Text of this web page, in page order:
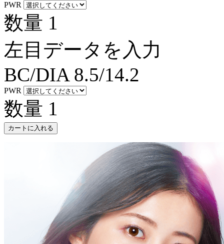
PWR
数量 1
左目データを入力
BC/DIA 8.5/14.2
PWR
数量 1
カートに入れる